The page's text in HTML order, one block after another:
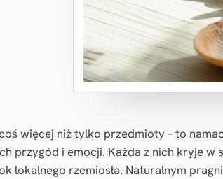
więcej niż tylko przedmioty – to
przygód i emocji. Każda z nich kryje w
lokalnego rzemiosła. Naturalnym